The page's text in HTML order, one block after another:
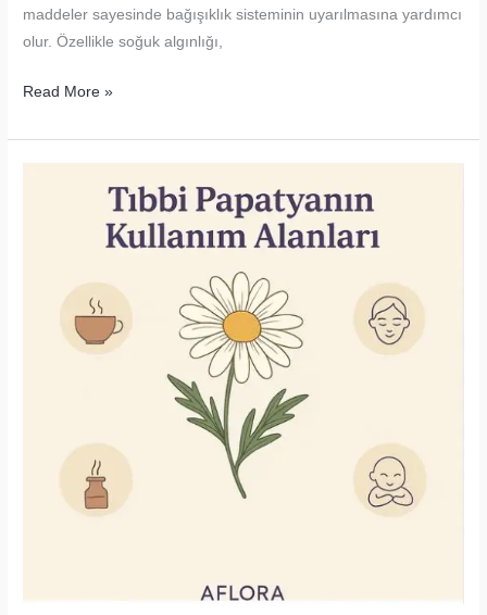
maddeler sayesinde bağışıklık sisteminin uyarılmasına yardımcı
olur. Özellikle soğuk algınlığı,
Ekinezya
Kullanım
Read More »